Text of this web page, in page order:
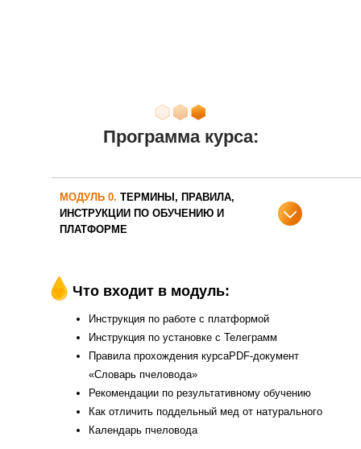
Программа курса:
МОДУЛЬ 0. ТЕРМИНЫ, ПРАВИЛА,
ИНСТРУКЦИИ ПО ОБУЧЕНИЮ И
ПЛАТФОРМЕ
Что входит в модуль:
Инструкция по работе с платформой
Инструкция по установке с Телеграмм
Правила прохождения курсаPDF-документ
«Словарь пчеловода»
Рекомендации по результативному обучению
Как отличить поддельный мед от натурального
Календарь пчеловода